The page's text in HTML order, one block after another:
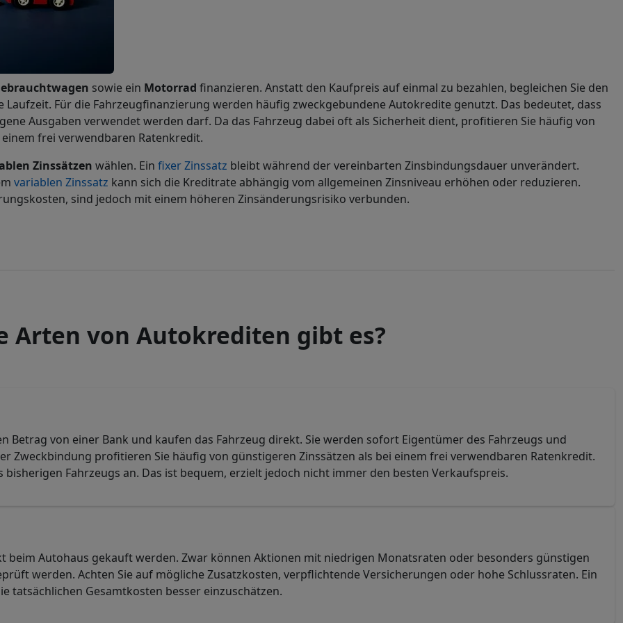
sowie ein Motorrad finanzieren. Anstatt den Kaufpreis auf einmal zu bezahlen, begleichen Sie den
Für die Fahrzeugfinanzierung werden häufig zweckgebundene Autokredite genutzt. Das bedeutet, dass
Ausgaben verwendet werden darf. Da das Fahrzeug dabei oft als Sicherheit dient, profitieren Sie häufig von
frei verwendbaren Ratenkredit.
Zinssätzen wählen. Ein fixer Zinssatz bleibt während der vereinbarten Zinsbindungsdauer unverändert.
variablen Zinssatz kann sich die Kreditrate abhängig vom allgemeinen Zinsniveau erhöhen oder reduzieren.
sind jedoch mit einem höheren Zinsänderungsrisiko verbunden.
Arten von Autokrediten gibt es?
Betrag von einer Bank und kaufen das Fahrzeug direkt. Sie werden sofort Eigentümer des Fahrzeugs und
Zweckbindung profitieren Sie häufig von günstigeren Zinssätzen als bei einem frei verwendbaren Ratenkredit.
Fahrzeugs an. Das ist bequem, erzielt jedoch nicht immer den besten Verkaufspreis.
beim Autohaus gekauft werden. Zwar können Aktionen mit niedrigen Monatsraten oder besonders günstigen
werden. Achten Sie auf mögliche Zusatzkosten, verpflichtende Versicherungen oder hohe Schlussraten. Ein
tatsächlichen Gesamtkosten besser einzuschätzen.